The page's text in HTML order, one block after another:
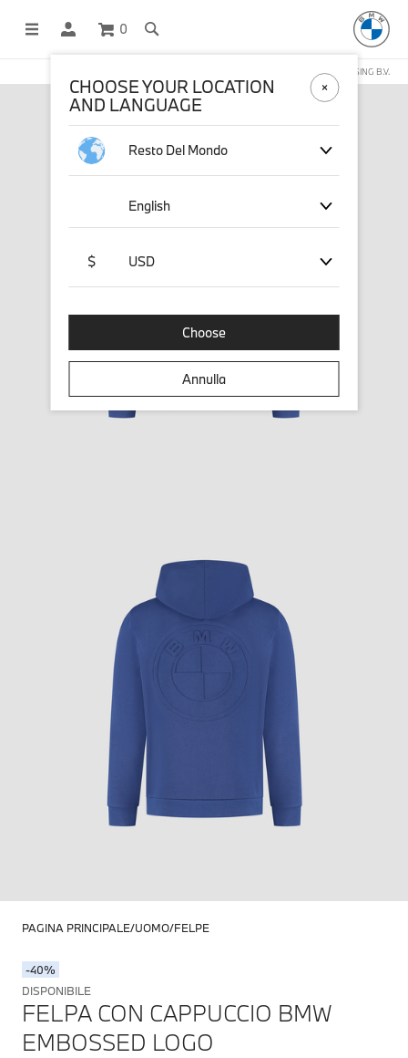
0
NEGOZIO ONLINE GESTITO DA STICHD SPORTMERCHANDISING B.V.
PAGINA PRINCIPALE UOMO FELPE
-40%
DISPONIBILE
FELPA CON CAPPUCCIO BMW
EMBOSSED LOGO
CHOOSE YOUR LOCATION
AND LANGUAGE
Resto Del Mondo
English
$ USD
Choose
Annulla